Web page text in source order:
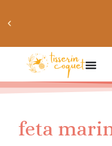
obtiens 20% de
feta